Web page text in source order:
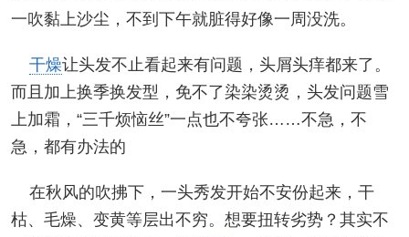
一吹黏上沙尘，不到下午就脏得好像一周没洗。
干燥让头发不止看起来有问题，头屑头痒都来了。
而且加上换季换发型，免不了染染烫烫，头发问题雪
上加霜，“三千烦恼丝”一点也不夸张……不急，不
急，都有办法的
在秋风的吹拂下，一头秀发开始不安份起来，干
枯、毛燥、变黄等层出不穷。想要扭转劣势？其实不